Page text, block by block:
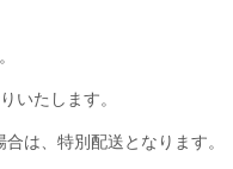
いたします。
は、特別配送となります。